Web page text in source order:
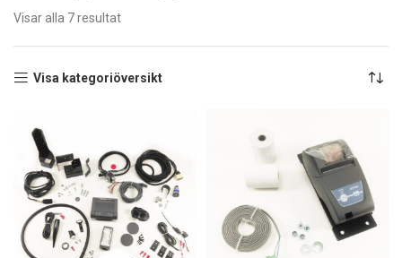
Visar alla 7 resultat
Visa kategoriöversikt